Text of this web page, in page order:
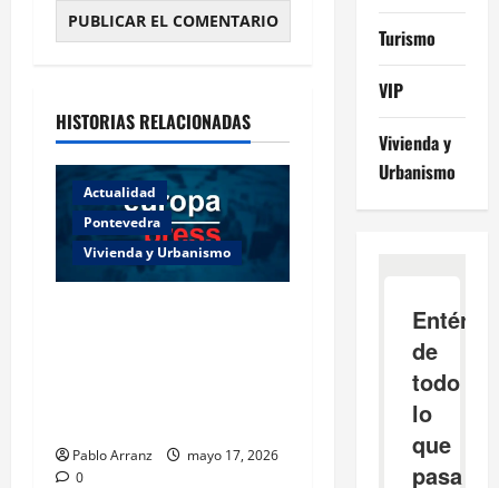
HISTORIAS RELACIONADAS
Actualidad
Pontevedra
Vivienda y Urbanismo
Pablo Arranz
mayo 17, 2026
0
Turismo
VIP
Vivienda y
Urbanismo